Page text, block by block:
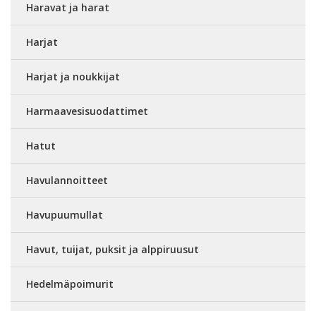
Haravat ja harat
Harjat
Harjat ja noukkijat
Harmaavesisuodattimet
Hatut
Havulannoitteet
Havupuumullat
Havut, tuijat, puksit ja alppiruusut
Hedelmäpoimurit